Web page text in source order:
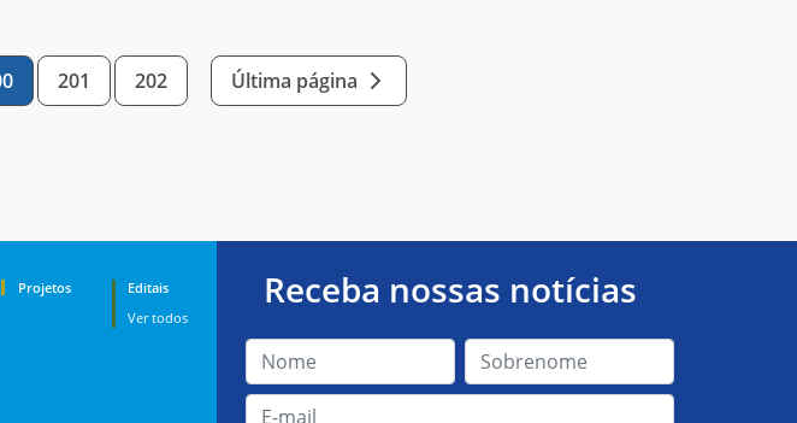
201 202 Última página
Projetos
Editais
Ver todos
Receba nossas notícias